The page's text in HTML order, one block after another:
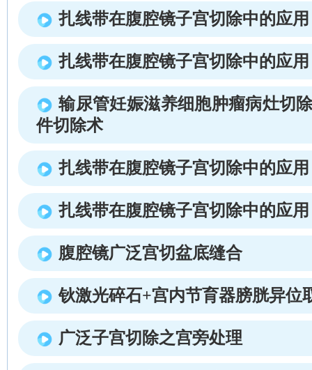
扎线带在腹腔镜子宫切除中的应
扎线带在腹腔镜子宫切除中的应
输尿管妊娠滋养细胞肿瘤病灶切
件切除术
扎线带在腹腔镜子宫切除中的应
扎线带在腹腔镜子宫切除中的应
腹腔镜广泛宫切盆底缝合
钬激光碎石+宫内节育器膀胱异位
广泛子宫切除之宫旁处理